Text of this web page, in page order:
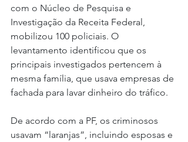
com o Núcleo de Pesquisa e
Investigação da Receita Federal,
mobilizou 100 policiais. O
levantamento identificou que os
principais investigados pertencem à
mesma família, que usava empresas de
fachada para lavar dinheiro do tráfico.
De acordo com a PF, os criminosos
usavam “laranjas”, incluindo esposas e